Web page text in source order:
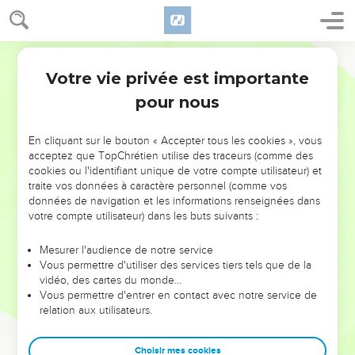
NE MANQUEZ PAS L’ÉVÉNEMENT
DE L’ANNÉE !
ET SI LEURS ERREURS POUVAIENT VOUS ÉVITER LES
VOTRES ?
leur foi ou leur vision. Mais on voit moins les doutes, les erreurs
et les saisons difficiles qu'ils ont traversés, alors même que ce
sont elles qui les ont façonnés.
Dans cette conférence, leaders, entrepreneurs, et responsables
clés pour avancer avec plus de sagesse afin que leurs erreurs
Votre vie privée est importante
pour nous
En cliquant sur le bouton « Accepter tous les cookies », vous
acceptez que TopChrétien utilise des traceurs (comme des
cookies ou l'identifiant unique de votre compte utilisateur) et
traite vos données à caractère personnel (comme vos
données de navigation et les informations renseignées dans
votre compte utilisateur) dans les buts suivants :
Mesurer l'audience de notre service
Vous permettre d'utiliser des services tiers tels que de la
vidéo, des cartes du monde…
Vous permettre d'entrer en contact avec notre service de
relation aux utilisateurs.
Choisir mes cookies